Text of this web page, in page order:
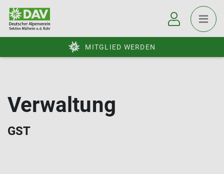
MITGLIED WERDEN
Verwaltung
GST